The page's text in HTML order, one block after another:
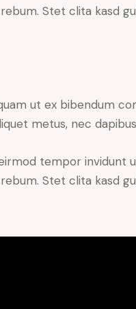
Stet clita kasd
ut ex bibendum
metus, nec
tempor invidunt
Stet clita kasd